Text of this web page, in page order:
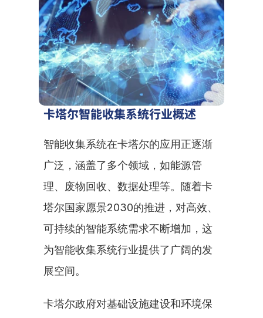
卡塔尔智能收集系统行业概述
智能收集系统在卡塔尔的应用正逐渐
广泛，涵盖了多个领域，如能源管
理、废物回收、数据处理等。随着卡
塔尔国家愿景2030的推进，对高效、
可持续的智能系统需求不断增加，这
为智能收集系统行业提供了广阔的发
展空间。
卡塔尔政府对基础设施建设和环境保